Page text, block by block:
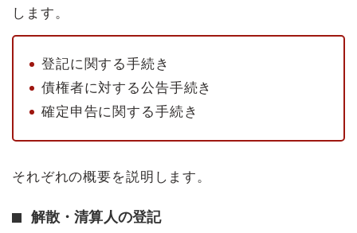
します。
登記に関する手続き
債権者に対する公告手続き
確定申告に関する手続き
それぞれの概要を説明します。
解散・清算人の登記